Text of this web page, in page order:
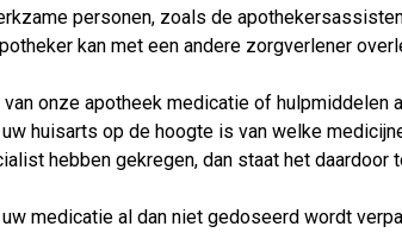
personen, zoals de
kan met een andere zorgverlener
onze apotheek medicatie of hulpmiddelen
huisarts op de hoogte is van welke
hebben gekregen, dan staat het daardoor
medicatie al dan niet gedoseerd wordt